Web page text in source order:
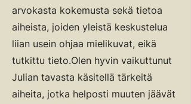
arvokasta kokemusta sekä tietoa
aiheista, joiden yleistä keskustelua
liian usein ohjaa mielikuvat, eikä
tutkittu tieto.Olen hyvin vaikuttunut
Julian tavasta käsitellä tärkeitä
aiheita, jotka helposti muuten jäävät